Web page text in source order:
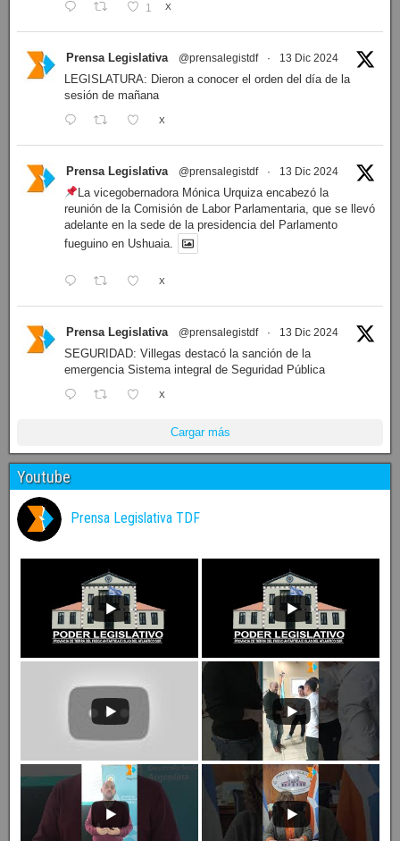
1 X
Prensa Legislativa @prensalegistdf · 13 Dic 2024
LEGISLATURA: Dieron a conocer el orden del día de la
sesión de mañana
X
Prensa Legislativa @prensalegistdf · 13 Dic 2024
La vicegobernadora Mónica Urquiza encabezó la
reunión de la Comisión de Labor Parlamentaria, que se llevó
adelante en la sede de la presidencia del Parlamento
fueguino en Ushuaia.
X
Prensa Legislativa @prensalegistdf · 13 Dic 2024
SEGURIDAD: Villegas destacó la sanción de la
emergencia Sistema integral de Seguridad Pública
X
Cargar más
Youtube
Prensa Legislativa TDF